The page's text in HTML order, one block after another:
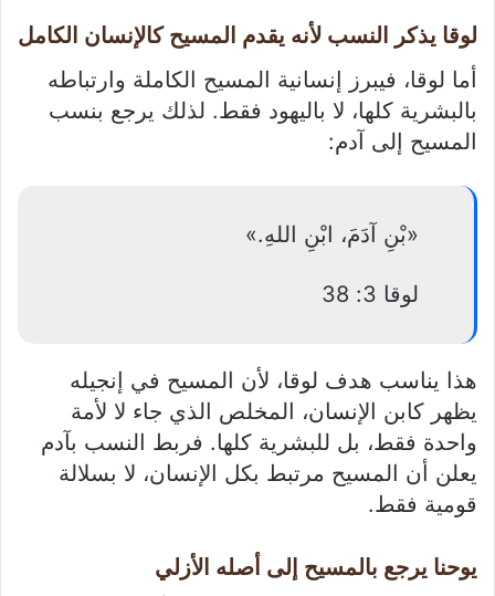
لوقا يذكر النسب لأنه يقدم المسيح كالإنسان الكامل
أما لوقا، فيبرز إنسانية المسيح الكاملة وارتباطه
بالبشرية كلها، لا باليهود فقط. لذلك يرجع بنسب
المسيح إلى آدم:
«بْنِ آدَمَ، ابْنِ اللهِ.»
لوقا 3: 38
هذا يناسب هدف لوقا، لأن المسيح في إنجيله
يظهر كابن الإنسان، المخلص الذي جاء لا لأمة
واحدة فقط، بل للبشرية كلها. فربط النسب بآدم
يعلن أن المسيح مرتبط بكل الإنسان، لا بسلالة
قومية فقط.
يوحنا يرجع بالمسيح إلى أصله الأزلي